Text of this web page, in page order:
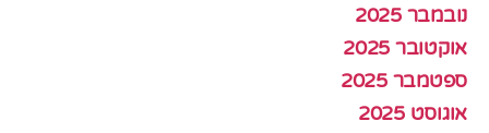
נובמבר 2025
אוקטובר 2025
ספטמבר 2025
אוגוסט 2025